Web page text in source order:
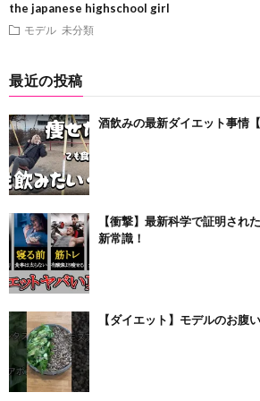
the japanese highschool girl
モデル 未分類
最近の投稿
酒飲みの最新ダイエット事情【
【衝撃】最新科学で証明され
新常識！
【ダイエット】モデルのお腹